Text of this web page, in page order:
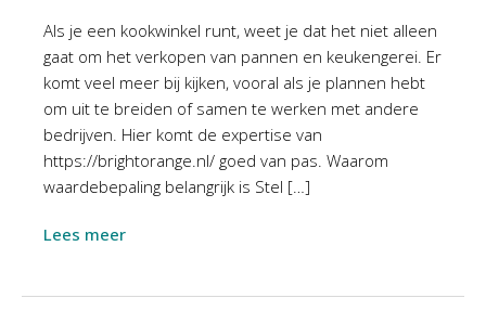
Als je een kookwinkel runt, weet je dat het niet alleen
gaat om het verkopen van pannen en keukengerei. Er
komt veel meer bij kijken, vooral als je plannen hebt
om uit te breiden of samen te werken met andere
bedrijven. Hier komt de expertise van
https://brightorange.nl/ goed van pas. Waarom
waardebepaling belangrijk is Stel […]
Lees meer